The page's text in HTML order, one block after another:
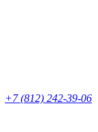
+7 (812) 242-39-06